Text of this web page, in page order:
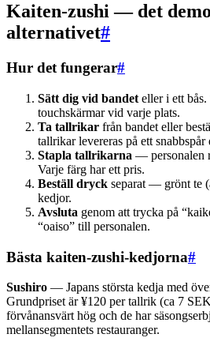
Kaiten-zushi — det
alternativet#
Hur det fungerar#
Sätt dig vid bandet eller i ett
touchskärmar vid varje plats.
Ta tallrikar från bandet eller
tallrikar levereras på ett
Stapla tallrikarna — personalen
Varje färg har ett pris.
Beställ dryck separat — grönt te
kedjor.
Avsluta genom att trycka på
“oaiso” till personalen.
Bästa kaiten-zushi-kedjorna#
Sushiro — Japans största kedja med
Grundpriset är ¥120 per tallrik (ca 7
förvånansvärt hög och de har
mellansegmentets restauranger.